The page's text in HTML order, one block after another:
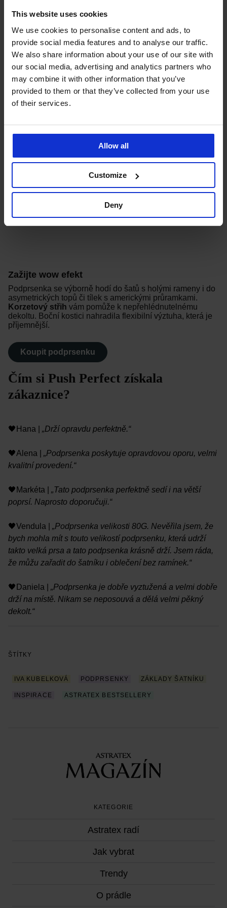
This website uses cookies
We use cookies to personalise content and ads, to
provide social media features and to analyse our traffic.
We also share information about your use of our site with
our social media, advertising and analytics partners who
may combine it with other information that you’ve
provided to them or that they’ve collected from your use
of their services.
Allow all
Customize
Deny
Perfektně drží
Díky silikonovým páskům po celém obvodu nikdy
neklouže.
Podprsenka bez ramínek pro různé
typy postav
Pokud žijete v domnění, že samodržící podprsenka je jen
pravda. Naši Push Perfect jsme totiž navrhli tak, abydobře
sedla i ženám se širším hrudníkem, až do obvodu 105
Také díky své konstrukci a materiálůmudrží i velká ňadra
holkám z Astratexu, které si ji oblíbily nejen k letním
outfitům.
Zažijte wow efekt
Podprsenka se výborně hodí do šatů s holými rameny i do
asymetrických topů či tílek s americkými průramkami.
Korzetový střih vám pomůže k nepřehlédnutelnému
dekoltu. Boční kostici nahradila flexibilní výztuha, která je
příjemnější.
Koupit podprsenku
Čím si Push Perfect získala
zákaznice?
🖤Hana | „Drží opravdu perfektně.“
🖤Alena | „Podprsenka poskytuje opravdovou oporu, velmi
kvalitní provedení.“
🖤Markéta |
„Tato podprsenka perfektně sedí i na větší
poprsí. Naprosto doporučuji.“
🖤Vendula |
„Podprsenka velikosti 80G. Nevěřila jsem, že
bych mohla mít s touto velikostí podprsenku, která udrží
takto velká prsa a tato podpsenka krásně drží. Jsem ráda,
že můžu zařadit do šatníku i oblečení bez ramínek.“
🖤Daniela |
„Podprsenka je dobře vyztužená a velmi dobře
drží na místě. Nikam se neposouvá a dělá velmi pěkný
dekolt.“
ŠTÍTKY
IVA KUBELKOVÁ PODPRSENKY ZÁKLADY ŠATNÍKU
INSPIRACE ASTRATEX BESTSELLERY
KATEGORIE
Astratex radí
Jak vybrat
Trendy
O prádle